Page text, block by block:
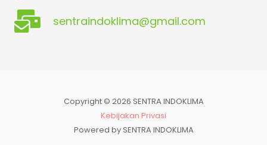
sentraindoklima@gmail.com
Copyright © 2026 SENTRA INDOKLIMA
Kebijakan Privasi
Powered by SENTRA INDOKLIMA